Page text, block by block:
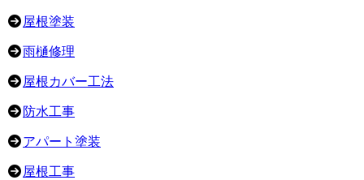
屋根塗装
雨樋修理
屋根カバー工法
防水工事
アパート塗装
屋根工事